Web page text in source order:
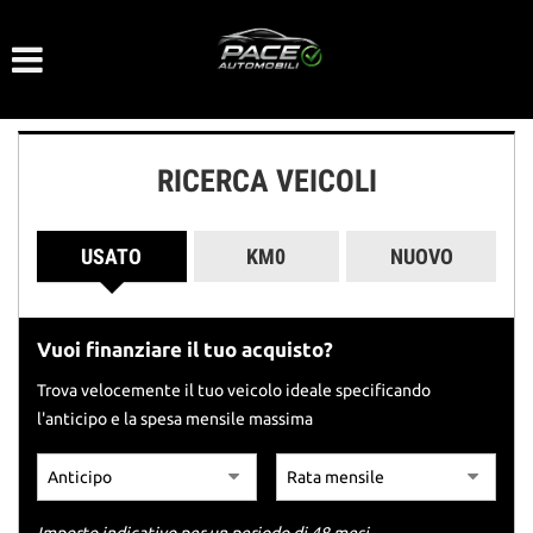
RICERCA VEICOLI
USATO KM0 NUOVO
Vuoi finanziare il tuo acquisto?
Trova velocemente il tuo veicolo ideale specificando
l'anticipo e la spesa mensile massima
tue
consenso
pannello
consente
le
preferenze
di
alle